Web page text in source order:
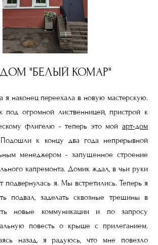
ДОМ "БЕЛЫЙ КОМАР"
я наконец переехала в новую мастерскую.
под огромной лиственницей, пристрой к
флигелю - теперь это мой арт-дом
к концу два года непрерывной
менеджером - запущенное строение
капремонта. Домик ждал, в чьи руки
подвернулась я. Мы встретились. Теперь я
подвал, заделать сквозные трещины в
новые коммуникации и по запросу
повесть о крыше с прилеганием.
назад, я радуюсь, что мне повезло